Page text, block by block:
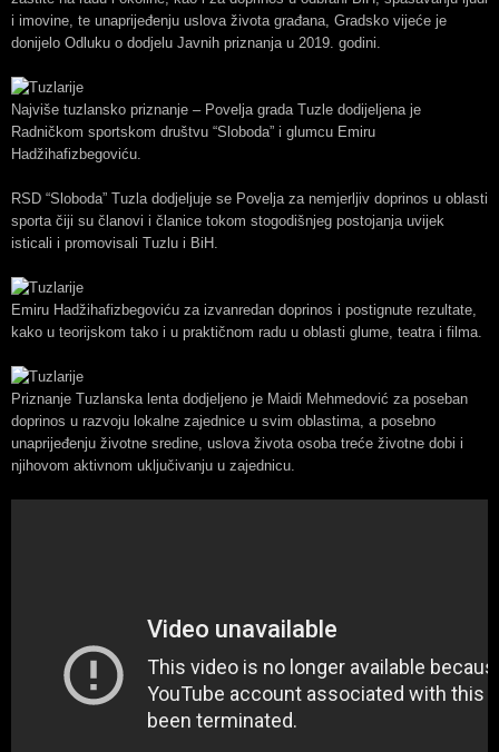
i imovine, te unaprijeđenju uslova života građana, Gradsko vijeće je
donijelo Odluku o dodjelu Javnih priznanja u 2019. godini.
Najviše tuzlansko priznanje – Povelja grada Tuzle dodijeljena je
Radničkom sportskom društvu “Sloboda” i glumcu Emiru
Hadžihafizbegoviću.
RSD “Sloboda” Tuzla dodjeljuje se Povelja za nemjerljiv doprinos u oblasti
sporta čiji su članovi i članice tokom stogodišnjeg postojanja uvijek
isticali i promovisali Tuzlu i BiH.
Emiru Hadžihafizbegoviću za izvanredan doprinos i postignute rezultate,
kako u teorijskom tako i u praktičnom radu u oblasti glume, teatra i filma.
Priznanje Tuzlanska lenta dodjeljeno je Maidi Mehmedović za poseban
doprinos u razvoju lokalne zajednice u svim oblastima, a posebno
unaprijeđenju životne sredine, uslova života osoba treće životne dobi i
njihovom aktivnom uključivanju u zajednicu.